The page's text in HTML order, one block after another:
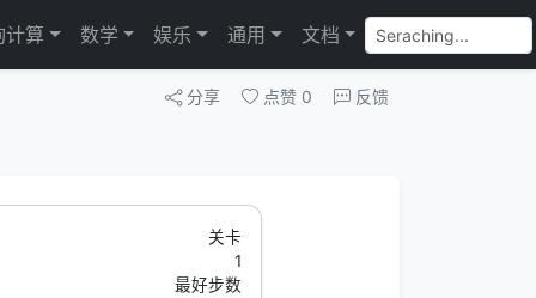
计算 数学 娱乐 通用 文档
分享 点赞 0 反馈
关卡
1
最好步数